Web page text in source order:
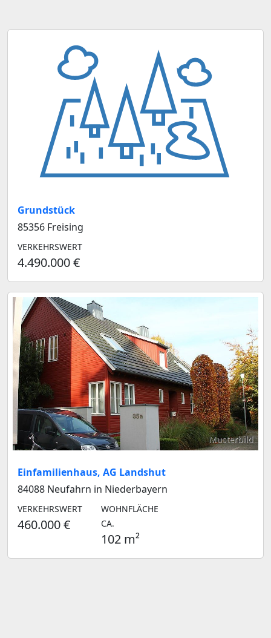
Grundstück
85356 Freising
VERKEHRSWERT
4.490.000 €
Musterbild
Einfamilienhaus, AG Landshut
84088 Neufahrn in Niederbayern
VERKEHRSWERT
460.000 €
WOHNFLÄCHE
CA.
102 m²